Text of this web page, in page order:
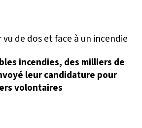
incendies, des milliers de
leur candidature pour
volontaires